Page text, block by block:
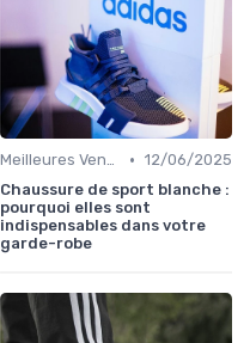
Meilleures Ventes • 12/06/2025
Chaussure de sport blanche :
pourquoi elles sont
indispensables dans votre
garde-robe